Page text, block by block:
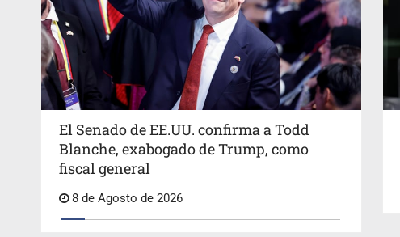
El Senado de EE.UU. confirma a Todd
Blanche, exabogado de Trump, como
fiscal general
8 de Agosto de 2026